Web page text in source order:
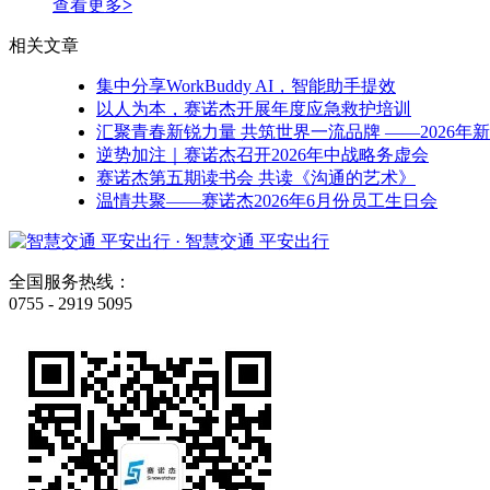
查看更多>
相关文章
集中分享WorkBuddy AI，智能助手提效
以人为本，赛诺杰开展年度应急救护培训
汇聚青春新锐力量 共筑世界一流品牌 ——2026年
逆势加注｜赛诺杰召开2026年中战略务虚会
赛诺杰第五期读书会 共读《沟通的艺术》
温情共聚——赛诺杰2026年6月份员工生日会
· 智慧交通 平安出行
全国服务热线：
0755 - 2919 5095